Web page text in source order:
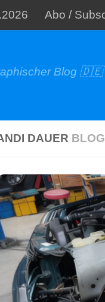
Abo /
Blog 🇩🇪
DAUER BLOG